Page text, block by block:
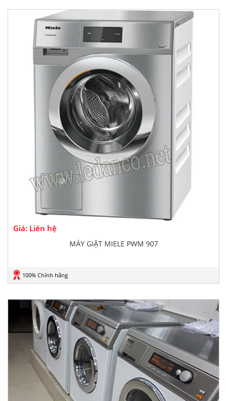
Giá: Liên hệ
MÁY GIẶT MIELE PWM 907
100% Chính hãng